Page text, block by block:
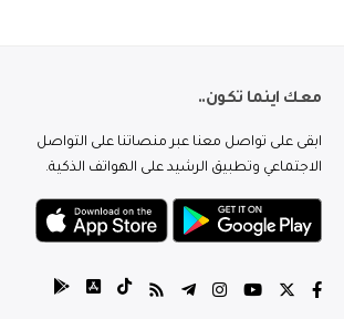
معك اينما تكون..
ابقى على تواصل معنا عبر منصاتنا على التواصل
الاجتماعي وتطبيق الرشيد على الهواتف الذكية.